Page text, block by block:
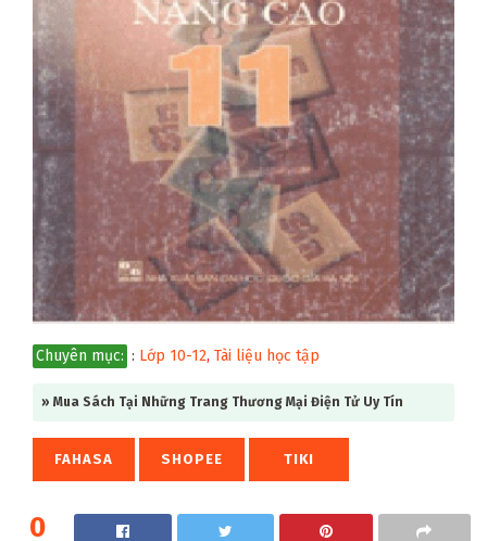
Chuyên mục: : Lớp 10-12, Tài liệu học tập
» Mua Sách Tại Những Trang Thương Mại Điện Tử Uy Tín
FAHASA SHOPEE TIKI
0